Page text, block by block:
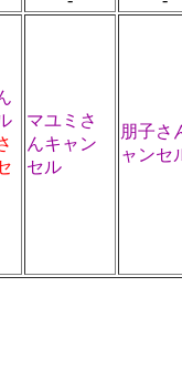
マユミさ
んキャン
セル
朋子さ
ャンセ